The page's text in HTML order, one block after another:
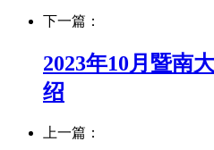
下一篇：
2023年10月暨南
绍
上一篇：